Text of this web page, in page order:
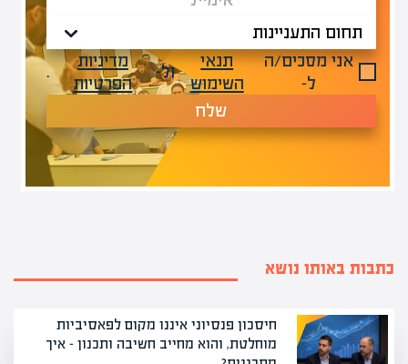
אני מסכים/ה
ל-
תנאי
השימוש
ול-
מדיניות
הפרטיות
.
שלח
כתבות באותו נושא
חיסכון פנסיוני איננו מקום לפאסיביות
מוחלטת, והוא מחייב חשיבה ותכנון – איך